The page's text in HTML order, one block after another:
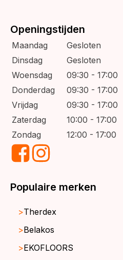
Openingstijden
Maandag
Gesloten
Dinsdag
Gesloten
Woensdag
09:30 - 17:00
Donderdag
09:30 - 17:00
Vrijdag
09:30 - 17:00
Zaterdag
10:00 - 17:00
Zondag
12:00 - 17:00
Populaire merken
Therdex
Belakos
EKOFLOORS